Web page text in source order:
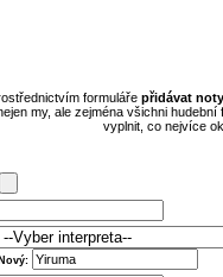
formuláře přidávat noty
my, ale zejména všichni
vyplnit, co nejvíce
Nový: